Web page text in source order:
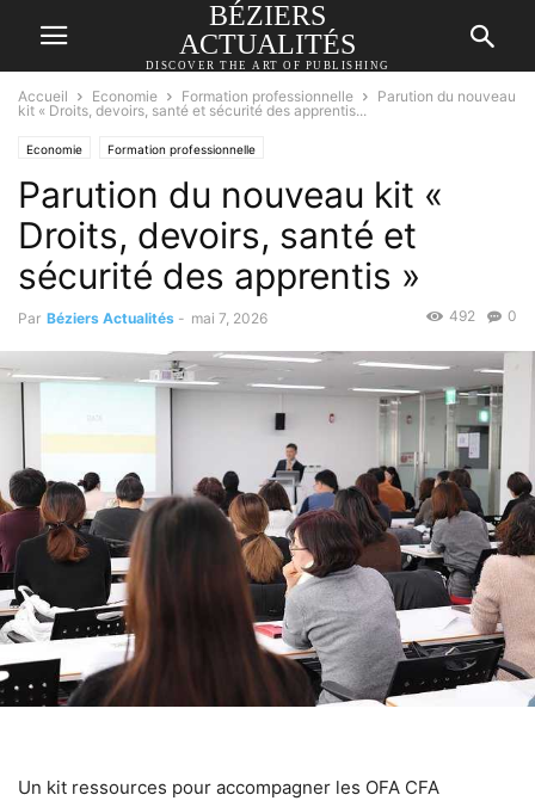
BÉZIERS
ACTUALITÉS
DISCOVER THE ART OF PUBLISHING
Accueil Economie Formation professionnelle
Parution du nouveau
kit « Droits, devoirs, santé et sécurité des apprentis...
Economie Formation professionnelle
Parution du nouveau kit «
Droits, devoirs, santé et
sécurité des apprentis »
Par Béziers Actualités - mai 7, 2026 0
492
Un kit ressources pour accompagner les OFA CFA